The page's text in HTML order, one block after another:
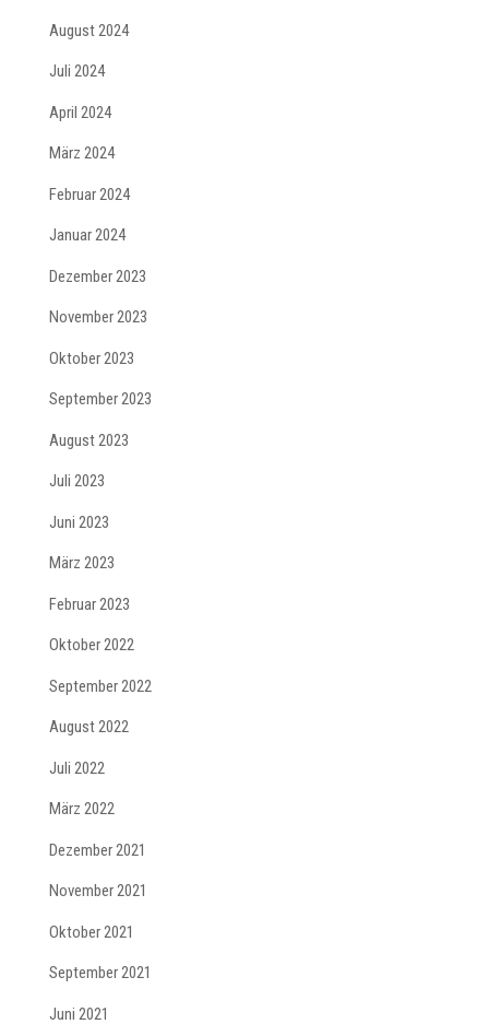
August 2024
Juli 2024
April 2024
März 2024
Februar 2024
Januar 2024
Dezember 2023
November 2023
Oktober 2023
September 2023
August 2023
Juli 2023
Juni 2023
März 2023
Februar 2023
Oktober 2022
September 2022
August 2022
Juli 2022
März 2022
Dezember 2021
November 2021
Oktober 2021
September 2021
Juni 2021